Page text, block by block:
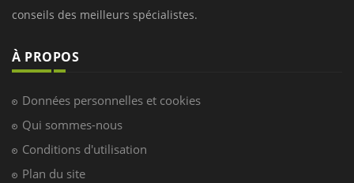
conseils des meilleurs spécialistes.
À PROPOS
Données personnelles et cookies
Qui sommes-nous
Conditions d'utilisation
Plan du site